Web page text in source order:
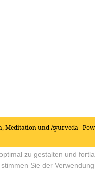
Meditation und Ayurveda
zu gestalten und
Sie der